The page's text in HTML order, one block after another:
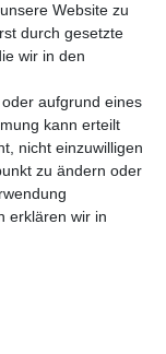
Website zu
durch gesetzte
wir in den
aufgrund eines
kann erteilt
nicht einzuwilligen
zu ändern oder
erklären wir in